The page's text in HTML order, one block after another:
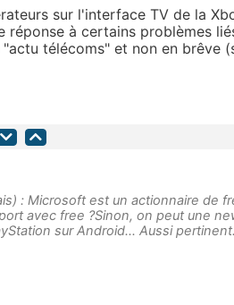
sur l'interface TV de la
réponse à certains problèmes
télécoms" et non en brêve
: Microsoft est un actionnaire de
avec free ?Sinon, on peut une
sur Android... Aussi pertinent.